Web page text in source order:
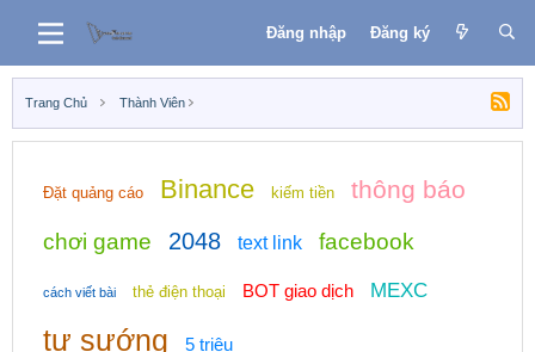
Đăng nhập Đăng ký
Trang Chủ Thành Viên
Đặt quảng cáo Binance kiếm tiền thông báo
chơi game 2048 text link facebook
cách viết bài thẻ điện thoại BOT giao dịch MEXC
tự sướng 5 triệu